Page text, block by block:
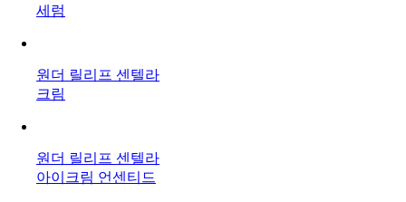
세럼
원더 릴리프 센텔라
크림
원더 릴리프 센텔라
아이크림 언센티드